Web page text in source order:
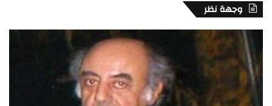
وجهة نظر